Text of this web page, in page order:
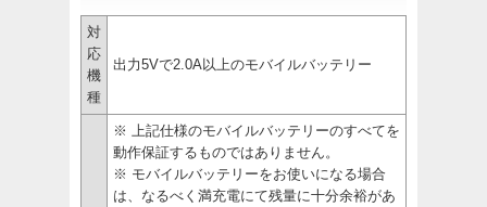
対
応
機
種
出力5Vで2.0A以上のモバイルバッテリー
※ 上記仕様のモバイルバッテリーのすべてを
動作保証するものではありません。
※ モバイルバッテリーをお使いになる場合
は、なるべく満充電にて残量に十分余裕があ